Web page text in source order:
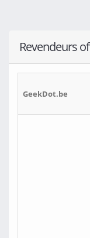
Revendeurs
GeekDot.be